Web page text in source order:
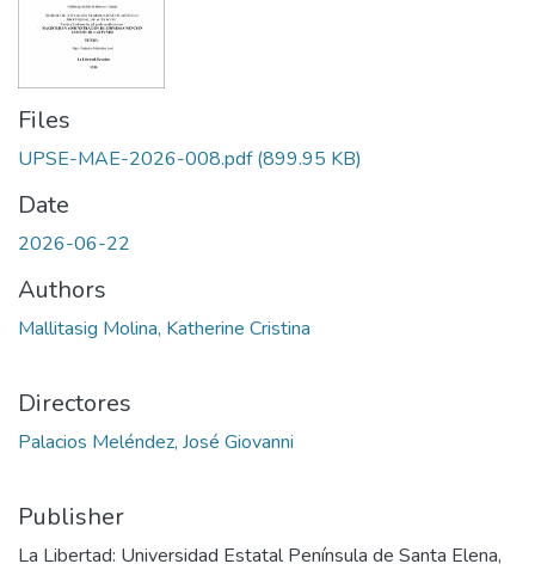
Files
UPSE-MAE-2026-008.pdf(899.95 KB)
Date
2026-06-22
Authors
Mallitasig Molina, Katherine Cristina
Directores
Palacios Meléndez, José Giovanni
Publisher
La Libertad: Universidad Estatal Península de Santa Elena,